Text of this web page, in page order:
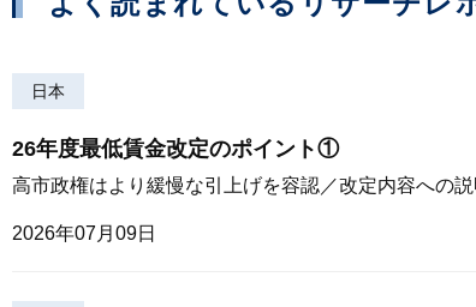
日本
26年度最低賃金改定のポイント①
高市政権はより緩慢な引上げを容認／改定内容への
2026年07月09日